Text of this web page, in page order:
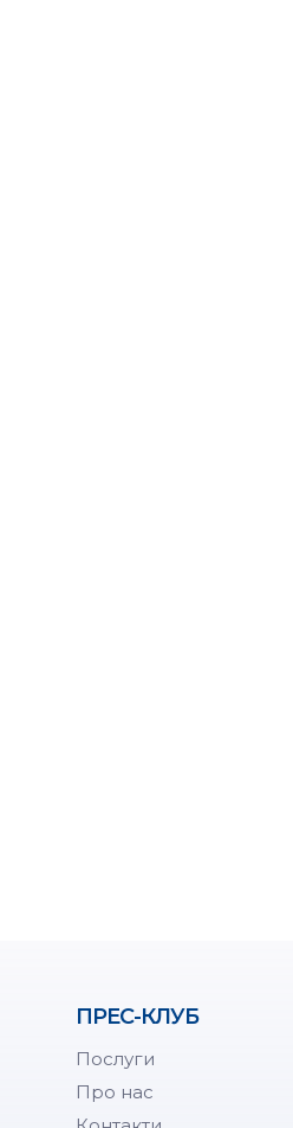
ПРЕС-КЛУБ
Послуги
Про нас